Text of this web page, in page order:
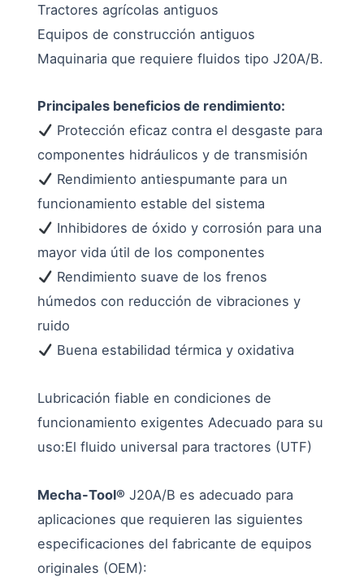
Tractores agrícolas antiguos
Equipos de construcción antiguos
Maquinaria que requiere fluidos tipo J20A/B.
Principales beneficios de rendimiento:
Protección eficaz contra el desgaste para
componentes hidráulicos y de transmisión
Rendimiento antiespumante para un
funcionamiento estable del sistema
Inhibidores de óxido y corrosión para una
mayor vida útil de los componentes
Rendimiento suave de los frenos
húmedos con reducción de vibraciones y
ruido
Buena estabilidad térmica y oxidativa
Lubricación fiable en condiciones de
funcionamiento exigentes Adecuado para su
uso:El fluido universal para tractores (UTF)
Mecha-Tool® J20A/B es adecuado para
aplicaciones que requieren las siguientes
especificaciones del fabricante de equipos
originales (OEM):